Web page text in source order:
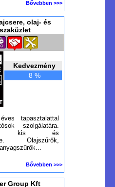
Bővebben >>>
olaj- és
Kedvezmény
8 %
tapasztalattal
szolgálatára.
kis és
Olajszűrők,
Bővebben >>>
Group Kft